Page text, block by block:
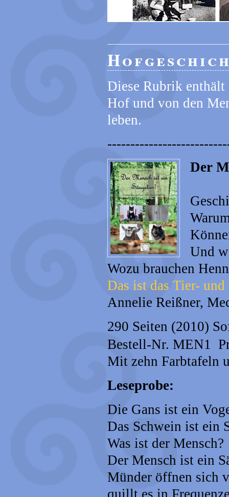
Diese Rubrik
Hof und von den
leben.
Der
Und
Wozu brauchen
Das ist das Tier-
Annelie Reißner,
290 Seiten (2010)
Bestell-Nr. MEN1
Mit zehn Farbtafeln
Leseprobe:
Die Gans ist ein
Das Schwein ist ein
Was ist der Mensch?
Der Mensch ist ein
Münder öffnen sich
quillt es in